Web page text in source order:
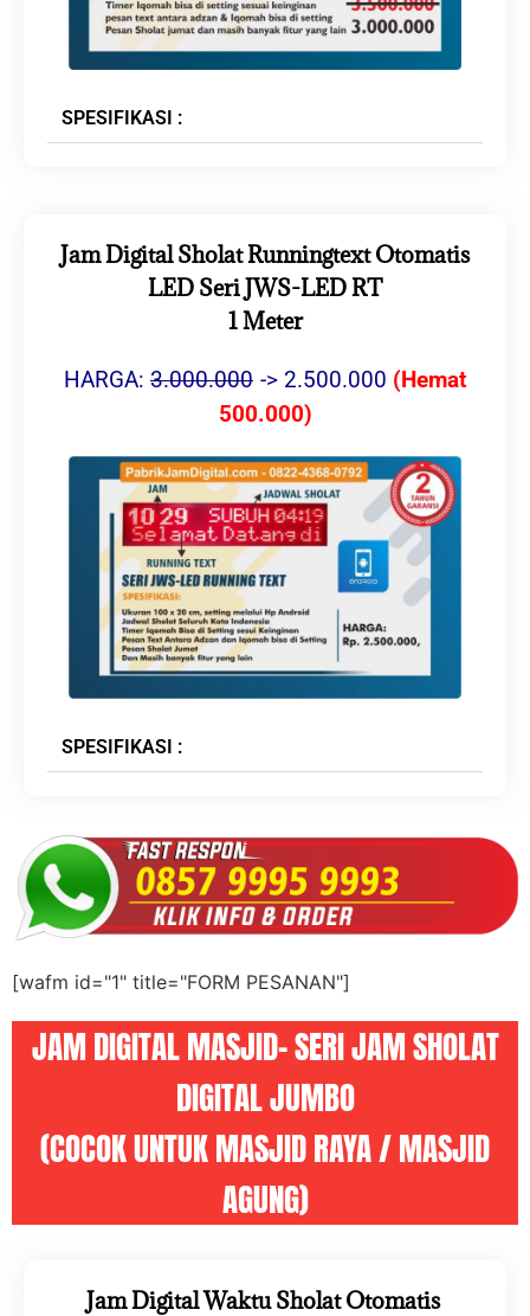
SPESIFIKASI :
Jam Digital Sholat Runningtext Otomatis
LED Seri JWS-LED RT
1 Meter
HARGA: 3.000.000 -> 2.500.000 (Hemat
500.000)
SPESIFIKASI :
[wafm id="1" title="FORM PESANAN"]
JAM DIGITAL MASJID- SERI JAM SHOLAT
DIGITAL JUMBO
(COCOK UNTUK MASJID RAYA / MASJID
AGUNG)
Jam Digital Waktu Sholat Otomatis